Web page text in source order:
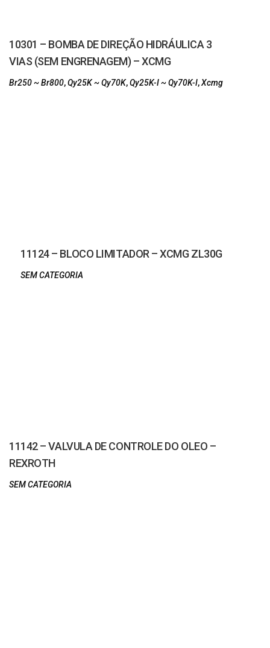
10301 – BOMBA DE DIREÇÃO HIDRÁULICA 3
VIAS (SEM ENGRENAGEM) – XCMG
Br250 ~ Br800,Qy25K ~ Qy70K,Qy25K-I ~ Qy70K-I,Xcmg
11124 – BLOCO LIMITADOR – XCMG ZL30G
SEM CATEGORIA
11142 – VALVULA DE CONTROLE DO OLEO –
REXROTH
SEM CATEGORIA